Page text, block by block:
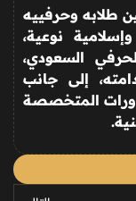
طلابه وحرفييه
نوعية،
السعودي،
إلى جانب
المتخصصة
.